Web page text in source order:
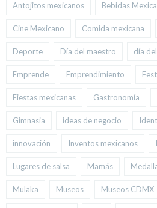
Antojitos mexicanos Bebidas
Cine Mexicano Comida mexicana
Deporte Día del maestro día
Emprende Emprendimiento
Fiestas mexicanas Gastronomía
Gimnasia ideas de negocio
innovación Inventos mexicanos
Lugares de salsa Mamás
Mulaka Museos Museos CDMX